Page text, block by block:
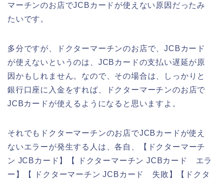
マーチンのお店でJCBカードが使えない原因だったみ
たいです。
多分ですが、ドクターマーチンのお店で、JCBカード
が使えないというのは、JCBカードの支払い遅延が原
因かもしれません。なので、その場合は、しっかりと
銀行口座に入金をすれば、ドクターマーチンのお店で
JCBカードが使えるようになると思いますよ。
それでもドクターマーチンのお店でJCBカードが使え
ないエラーが発生する人は、各自、【ドクターマーチ
ン JCBカード】【 ドクターマーチン JCBカード エラ
ー】【 ドクターマーチン JCBカード 失敗】【ドクタ